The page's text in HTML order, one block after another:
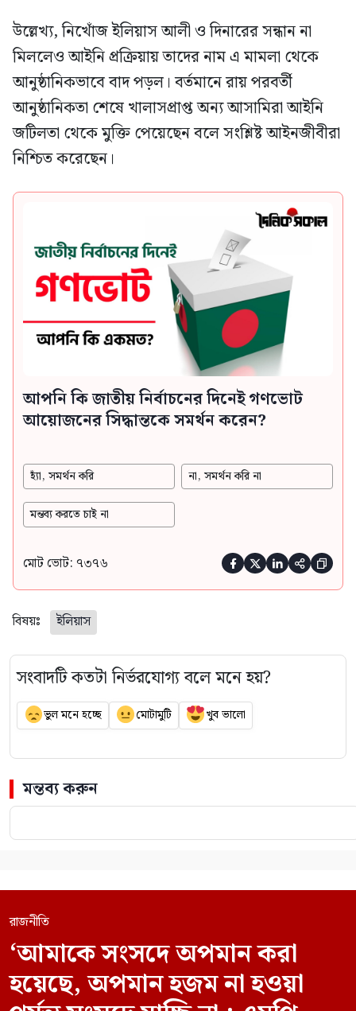
উল্লেখ্য, নিখোঁজ ইলিয়াস আলী ও দিনারের সন্ধান না
মিললেও আইনি প্রক্রিয়ায় তাদের নাম এ মামলা থেকে
আনুষ্ঠানিকভাবে বাদ পড়ল। বর্তমানে রায় পরবর্তী
আনুষ্ঠানিকতা শেষে খালাসপ্রাপ্ত অন্য আসামিরা আইনি
জটিলতা থেকে মুক্তি পেয়েছেন বলে সংশ্লিষ্ট আইনজীবীরা
নিশ্চিত করেছেন।
আপনি কি জাতীয় নির্বাচনের দিনেই গণভোট
আয়োজনের সিদ্ধান্তকে সমর্থন করেন?
হ্যাঁ, সমর্থন করি না, সমর্থন করি না
মন্তব্য করতে চাই না
মোট ভোট: ৭৩৭৬     
বিষয়ঃ ইলিয়াস
সংবাদটি কতটা নির্ভরযোগ্য বলে মনে হয়?
ভুল মনে হচ্ছে মোটামুটি খুব ভালো
মন্তব্য করুন
রাজনীতি
‘আমাকে সংসদে অপমান করা
হয়েছে, অপমান হজম না হওয়া